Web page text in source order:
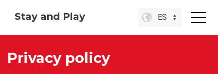
Stay and Play ES
Privacy policy